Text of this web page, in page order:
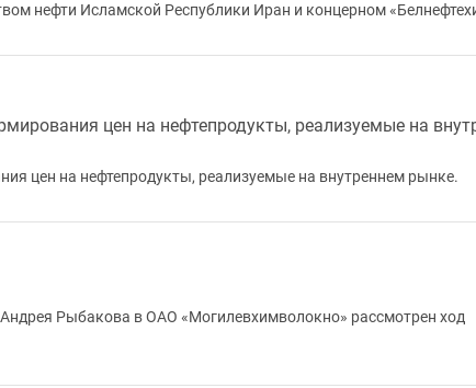
нефти Исламской Республики Иран и концерном
цен на нефтепродукты, реализуемые на
цен на нефтепродукты, реализуемые на внутреннем рынке.
Рыбакова в ОАО «Могилевхимволокно» рассмотрен ход